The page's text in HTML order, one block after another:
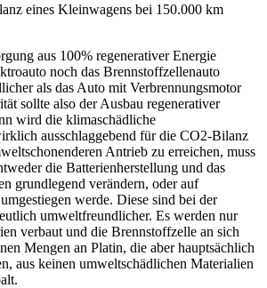
eines Kleinwagens bei 150.000 km
aus 100% regenerativer Energie
noch das Brennstoffzellenauto
als das Auto mit Verbrennungsmotor
sollte also der Ausbau regenerativer
wird die klimaschädliche
ausschlaggebend für die CO2-Bilanz
Antrieb zu erreichen, muss
die Batterienherstellung und das
grundlegend verändern, oder auf
werde. Diese sind bei der
umweltfreundlicher. Es werden nur
verbaut und die Brennstoffzelle an sich
Mengen an Platin, die aber hauptsächlich
aus keinen umweltschädlichen Materialien